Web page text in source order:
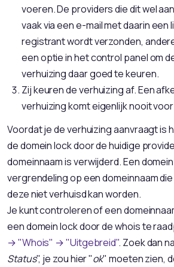
voeren. De providers die dit wel
vaak via een e-mail met daarin een
registrant wordt verzonden,
een optie in het control panel om
verhuizing daar goed te keuren.
Zij keuren de verhuizing af. Een
verhuizing komt eigenlijk nooit voor
Voordat je de verhuizing aanvraagt is
de domein lock door de huidige
domeinnaam is verwijderd. Een
vergrendeling op een domeinnaam
deze niet verhuisd kan worden.
Je kunt controleren of een
een domein lock door de whois te
→ "Whois" → "Uitgebreid". Zoek dan
Status", je zou hier "ok" moeten zien,